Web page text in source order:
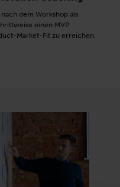
dem Workshop als
einen MVP
Market-Fit zu erreichen.